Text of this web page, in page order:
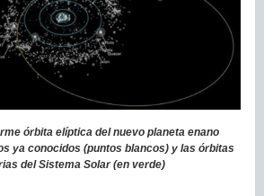
órbita elíptica del nuevo planeta enano
ya conocidos (puntos blancos) y las órbitas
del Sistema Solar (en verde)